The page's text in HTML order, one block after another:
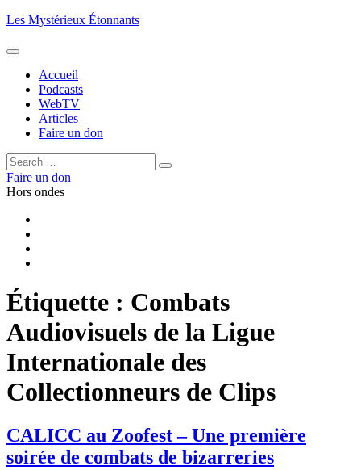
Aller
contenu
Les Mystérieux Étonnants
Accueil
Podcasts
WebTV
Articles
Faire un don
Rechercher :
Rechercher
Faire un don
Hors ondes
Étiquette : Combats
Audiovisuels de la Ligue
Internationale des
Collectionneurs de Clips
CALICC au Zoofest – Une première
soirée de combats de bizarreries